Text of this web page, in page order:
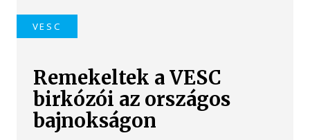
VESC
Remekeltek a VESC
birkózói az országos
bajnokságon